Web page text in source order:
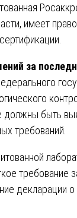
имеет
за
должны быть
требований.
требование
декларации о